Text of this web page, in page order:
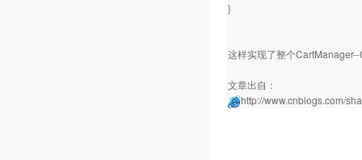
}
这样实现了整个
文章出自：
http://www.cnblogs.com/